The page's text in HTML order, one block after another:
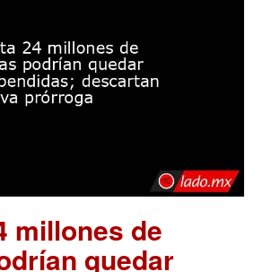
millones de
quedar